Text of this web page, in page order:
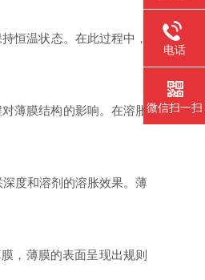
恒温状态。在此过程中，
薄膜结构的影响。在溶胀
度和溶剂的溶胀效果。薄
，薄膜的表面呈现出规则
电话
微信扫一扫